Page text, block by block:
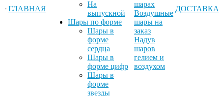
ГЛАВНАЯ
На
выпускной
Шары по форме
Шары в
форме
сердца
Шары в
форме цифр
Шары в
форме
звезды
шарах
Воздушные
шары на
заказ
Надув
шаров
гелием и
воздухом
ДОСТАВКА